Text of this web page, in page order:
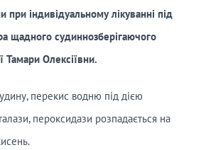
індивідуальному лікуванні під
щадного судиннозберігаючого
Тамари Олексіївни.
перекис водню під дією
пероксидази розпадається на